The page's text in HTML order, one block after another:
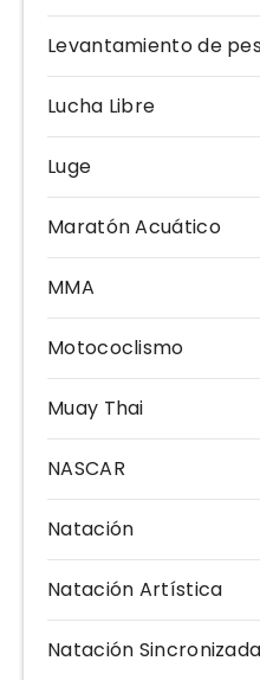
Levantamiento de
Lucha Libre
Luge
Maratón Acuático
MMA
Motococlismo
Muay Thai
NASCAR
Natación
Natación Artística
Natación Sincronizada